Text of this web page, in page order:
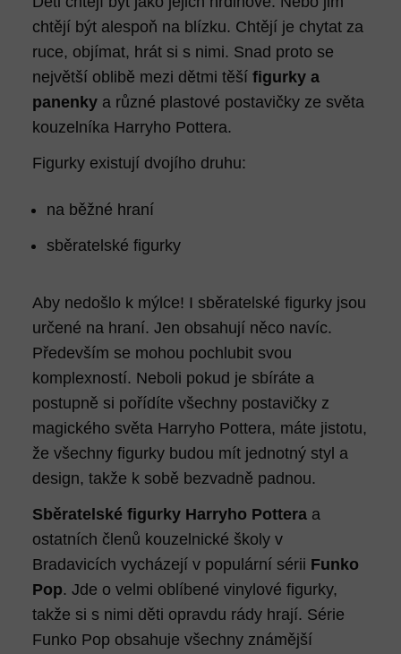
chtějí být alespoň na blízku. Chtějí je chytat za
ruce, objímat, hrát si s nimi. Snad proto se
největší oblibě mezi dětmi těší figurky a
panenky a různé plastové postavičky ze světa
kouzelníka Harryho Pottera.
Figurky existují dvojího druhu:
na běžné hraní
sběratelské figurky
Aby nedošlo k mýlce! I sběratelské figurky jsou
určené na hraní. Jen obsahují něco navíc.
Především se mohou pochlubit svou
komplexností. Neboli pokud je sbíráte a
postupně si pořídíte všechny postavičky z
magického světa Harryho Pottera, máte jistotu,
že všechny figurky budou mít jednotný styl a
design, takže k sobě bezvadně padnou.
Sběratelské figurky Harryho Pottera a
ostatních členů kouzelnické školy v
Bradavicích vycházejí v populární sérii Funko
Pop. Jde o velmi oblíbené vinylové figurky,
takže si s nimi děti opravdu rády hrají. Série
Funko Pop obsahuje všechny známější